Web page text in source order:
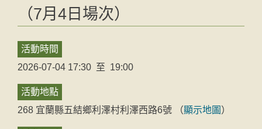
（7月4日場次）
活動時間
2026-07-04 17:30 至 19:00
活動地點
268 宜蘭縣五結鄉利澤村利澤西路6號 （顯示地圖 ）